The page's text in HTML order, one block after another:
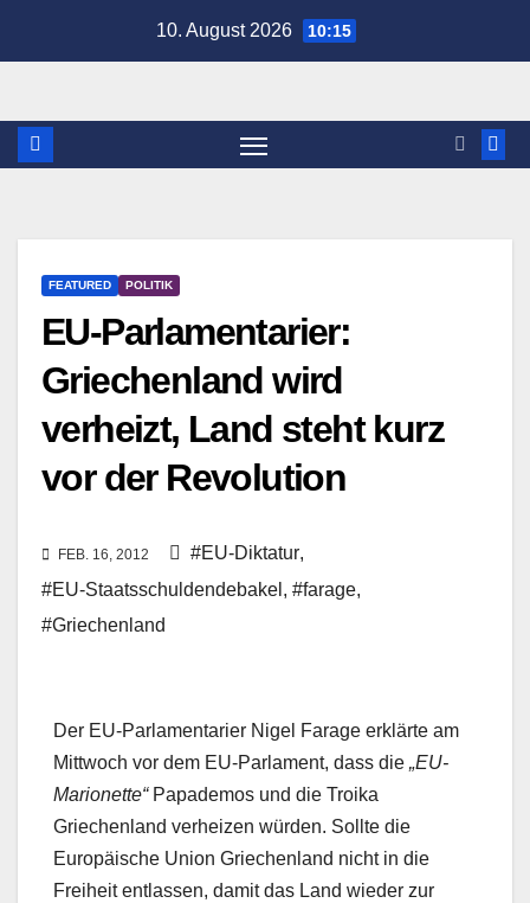
10. August 2026 10:15
FEATURED POLITIK
EU-Parlamentarier:
Griechenland wird
verheizt, Land steht kurz
vor der Revolution
FEB. 16, 2012 #EU-Diktatur,
#EU-Staatsschuldendebakel , #farage,
#Griechenland
Der EU-Parlamentarier Nigel Farage erklärte am
Mittwoch vor dem EU-Parlament, dass die „EU-
Marionette“Papademos und die Troika
Griechenland verheizen würden. Sollte die
Europäische Union Griechenland nicht in die
Freiheit entlassen, damit das Land wieder zur